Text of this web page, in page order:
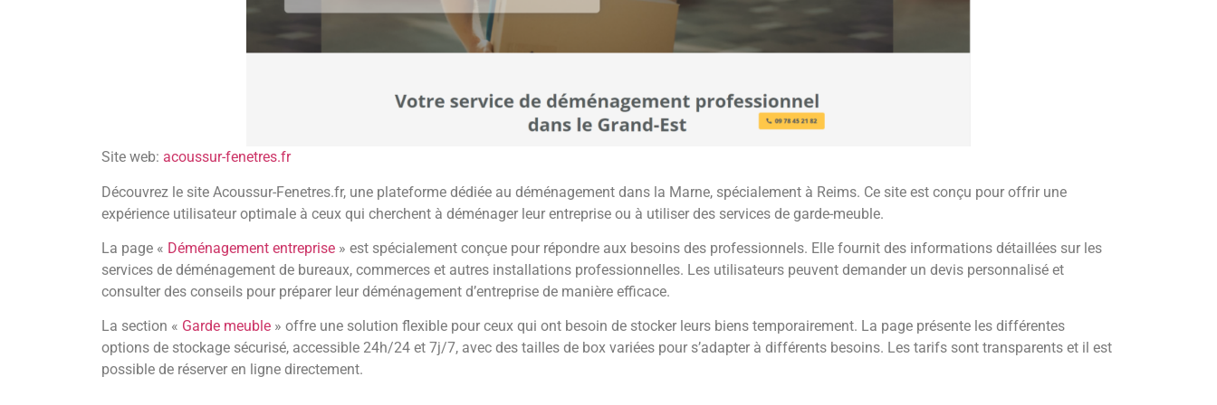
Site web: acoussur-fenetres.fr
Découvrez le site Acoussur-Fenetres.fr, une plateforme dédiée au déménagement dans la Marne, spécialement à Reims. Ce site est conçu pour offrir une
expérience utilisateur optimale à ceux qui cherchent à déménager leur entreprise ou à utiliser des services de garde-meuble.
La page « Déménagement entreprise » est spécialement conçue pour répondre aux besoins des professionnels. Elle fournit des informations détaillées sur les
services de déménagement de bureaux, commerces et autres installations professionnelles. Les utilisateurs peuvent demander un devis personnalisé et
consulter des conseils pour préparer leur déménagement d’entreprise de manière efficace.
La section « Garde meuble » offre une solution flexible pour ceux qui ont besoin de stocker leurs biens temporairement. La page présente les différentes
options de stockage sécurisé, accessible 24h/24 et 7j/7, avec des tailles de box variées pour s’adapter à différents besoins. Les tarifs sont transparents et il est
possible de réserver en ligne directement.